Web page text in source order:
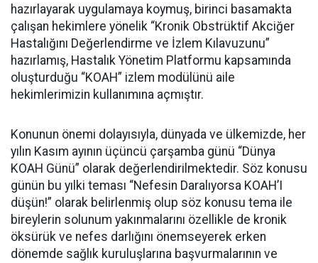
hazırlayarak uygulamaya koymuş, birinci basamakta
çalışan hekimlere yönelik “Kronik Obstrüktif Akciğer
Hastalığını Değerlendirme ve İzlem Kılavuzunu”
hazırlamış, Hastalık Yönetim Platformu kapsamında
oluşturduğu “KOAH” izlem modülünü aile
hekimlerimizin kullanımına açmıştır.
Konunun önemi dolayısıyla, dünyada ve ülkemizde, her
yılın Kasım ayının üçüncü çarşamba günü “Dünya
KOAH Günü” olarak değerlendirilmektedir. Söz konusu
günün bu yılki teması “Nefesin Daralıyorsa KOAH’I
düşün!” olarak belirlenmiş olup söz konusu tema ile
bireylerin solunum yakınmalarını özellikle de kronik
öksürük ve nefes darlığını önemseyerek erken
dönemde sağlık kuruluşlarına başvurmalarının ve